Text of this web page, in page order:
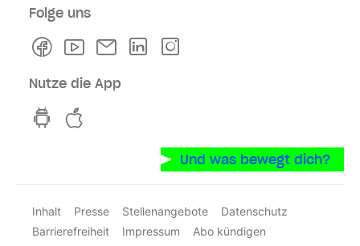
Folge uns
FacebookYoutubeNewsletterLinkedln
Nutze die App
hvv switch App auf GooglePlay
Und was bewegt dich?
Inhalt Presse Stellenangebote
Datenschutz
Barrierefreiheit
Impressum
Abo kündigen